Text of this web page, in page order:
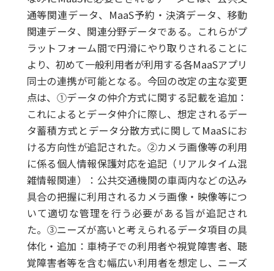
通等関連データ、MaaS予約・決済データ、移動
関連データ、関連分野データである。これらがプ
ラットフォーム間で円滑にやり取りされることに
より、初めて一般利用者が利用する各MaaSアプリ
同士の連携が可能となる。今回の改定の主な変更
点は、①データの仲介方式に関する記載を追加：
これによるとデータ仲介に際し、想定されるデー
タ蓄積方式とデータ分散方式に関してMaaSにお
ける方向性が追記された。②カメラ画像等の利用
に係る個人情報保護対応を追記（リアルタイム混
雑情報関連）：公共交通機関の車両内などの込み
具合の把握に利用されるカメラ画像・映像等につ
いて適切な管理を行う必要がある旨が追記され
た。③ニーズが高いと考えられるデータ項目の具
体化・追加：車椅子での利用者や視覚障害者、聴
覚障害者等を含む幅広い利用者を想定し、ニーズ